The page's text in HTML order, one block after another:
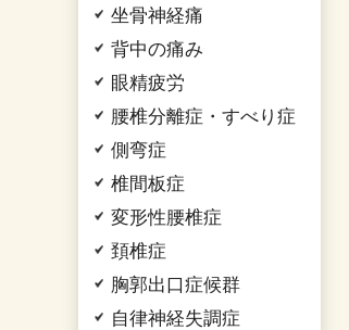
坐骨神経痛
背中の痛み
眼精疲労
腰椎分離症・すべり症
側弯症
椎間板症
変形性腰椎症
頚椎症
胸郭出口症候群
自律神経失調症